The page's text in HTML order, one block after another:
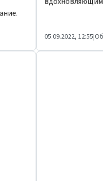
05.09.2022, 12:55|